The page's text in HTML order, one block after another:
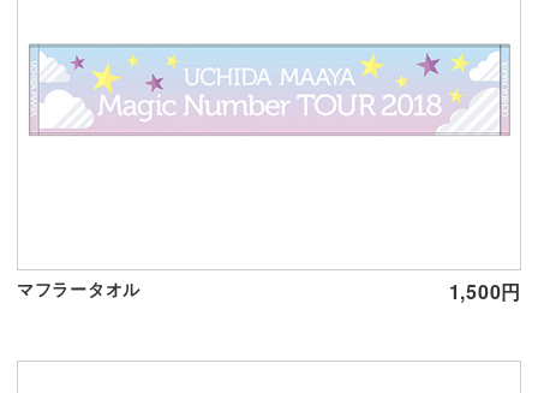
マフラータオル 1,500円